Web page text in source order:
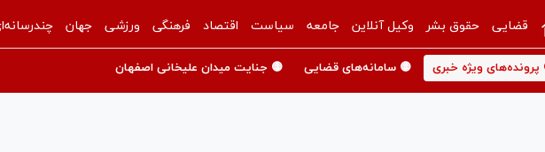
قضایی حقوق بشر وکیل آنلاین جامعه سیاست اقتصاد فرهنگی ورزشی جهان
پرونده‌های ویژه خبری 🟡 سامانه‌های قضایی 🟡 جنایت میدان علیخانی اصفهان